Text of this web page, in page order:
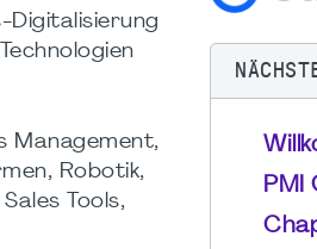
Digitalisierung
Management,
Robotik,
Tools,
PMI